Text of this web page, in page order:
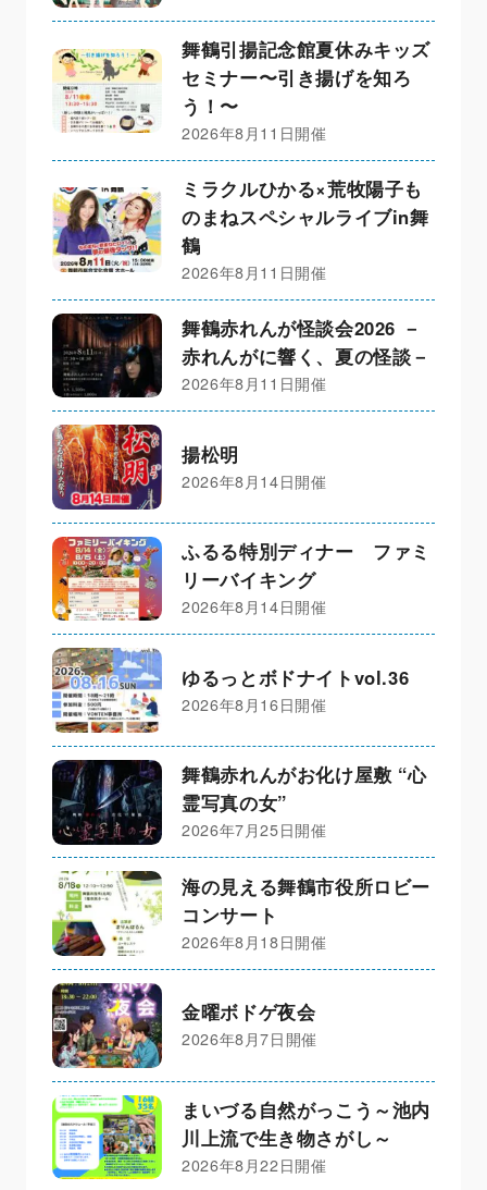
舞鶴引揚記念館夏休みキッズ
セミナー〜引き揚げを知ろ
う！〜
2026年8月11日開催
ミラクルひかる×荒牧陽子も
のまねスペシャルライブin舞
鶴
2026年8月11日開催
舞鶴赤れんが怪談会2026 －
赤れんがに響く、夏の怪談－
2026年8月11日開催
揚松明
2026年8月14日開催
ふるる特別ディナー ファミ
リーバイキング
2026年8月14日開催
ゆるっとボドナイトvol.36
2026年8月16日開催
舞鶴赤れんがお化け屋敷 “心
霊写真の女”
2026年7月25日開催
海の見える舞鶴市役所ロビー
コンサート
2026年8月18日開催
金曜ボドゲ夜会
2026年8月7日開催
まいづる自然がっこう～池内
川上流で生き物さがし～
2026年8月22日開催